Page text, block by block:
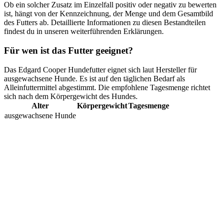
Ob ein solcher Zusatz im Einzelfall positiv oder negativ zu bewerten
ist, hängt von der Kennzeichnung, der Menge und dem Gesamtbild
des Futters ab. Detaillierte Informationen zu diesen Bestandteilen
findest du in unseren weiterführenden Erklärungen.
Für wen ist das Futter geeignet?
Das Edgard Cooper Hundefutter eignet sich laut Hersteller für
ausgewachsene Hunde. Es ist auf den täglichen Bedarf als
Alleinfuttermittel abgestimmt. Die empfohlene Tagesmenge richtet
sich nach dem Körpergewicht des Hundes.
Alter
KörpergewichtTagesmenge
ausgewachsene Hunde